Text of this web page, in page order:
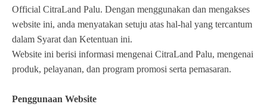
Official CitraLand Palu. Dengan menggunakan dan mengakses
website ini, anda menyatakan setuju atas hal-hal yang tercantum
dalam Syarat dan Ketentuan ini.
Website ini berisi informasi mengenai CitraLand Palu, mengenai
produk, pelayanan, dan program promosi serta pemasaran.
Penggunaan Website